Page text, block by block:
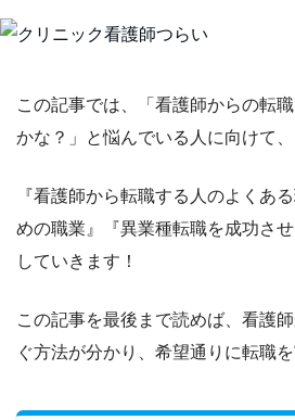
この記事では、
「看護師からの転
かな？」
と悩んでいる人に向けて、
『看護師から転職する人のよくある
めの職業』『異業種転職を成功させ
していきます！
この記事を最後まで読めば、看護
ぐ方法が分かり、 希望通りに転職